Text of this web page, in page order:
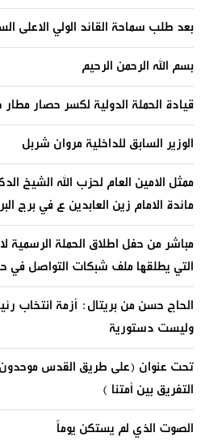
بعد طلب سماحة القائد الولي الاعلى
بسم الله الرحمن الرحيم
قيادة الحملة الدولية لكسر حصار مطار
الوزير السابق للداخلية مروان شربل
ممثل الامين العام لحزب الله الشيخ
مائدة الامام زين العابدين ع في برج
مباشر من حفل اطلاق الحملة الرسمية
التي يطلقها ملف شبكات التواصل في
الحاج حسن من بريتال: أزمة انتخاب
وليست دستورية
تحت عنوان (على طريق القدس موحدون
التفريق بين أمتنا )
الصوت الذي لم يستكن يوماً